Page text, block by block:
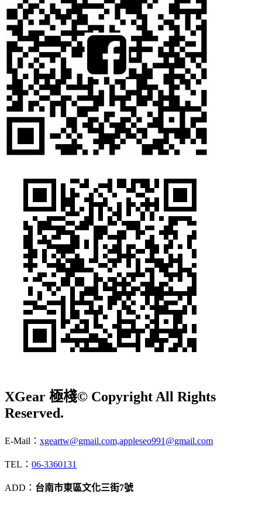
XGear 極棧© Copyright All Rights
Reserved.
E-Mail： xgeartw@gmail.com,appleseo991@gmail.com
TEL： 06-3360131
ADD： 台南市東區文化三街7號